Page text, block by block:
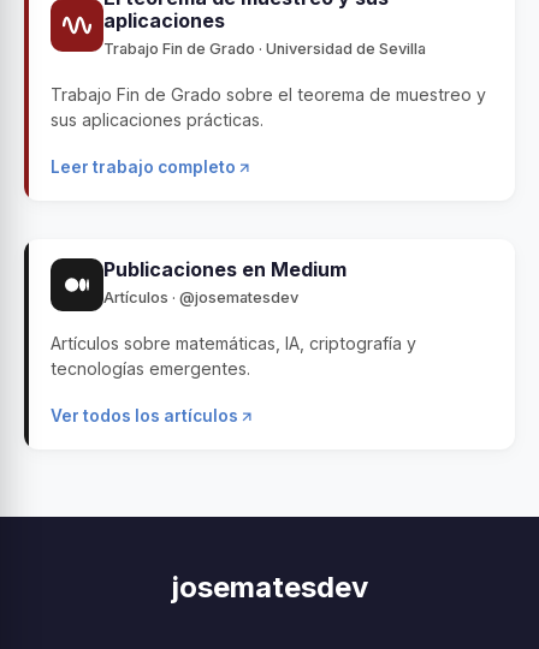
aplicaciones
Trabajo Fin de Grado · Universidad de Sevilla
Trabajo Fin de Grado sobre el teorema de muestreo y
sus aplicaciones prácticas.
Leer trabajo completo
Publicaciones en Medium
Artículos · @josematesdev
Artículos sobre matemáticas, IA, criptografía y
tecnologías emergentes.
Ver todos los artículos
josematesdev